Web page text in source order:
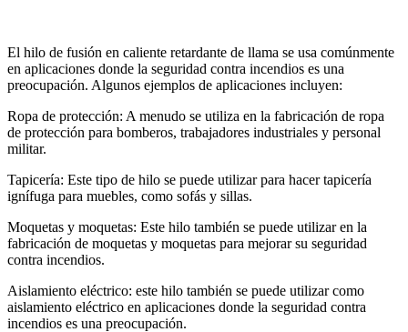
El hilo de fusión en caliente retardante de llama se usa comúnmente
en aplicaciones donde la seguridad contra incendios es una
preocupación. Algunos ejemplos de aplicaciones incluyen:
Ropa de protección: A menudo se utiliza en la fabricación de ropa
de protección para bomberos, trabajadores industriales y personal
militar.
Tapicería: Este tipo de hilo se puede utilizar para hacer tapicería
ignífuga para muebles, como sofás y sillas.
Moquetas y moquetas: Este hilo también se puede utilizar en la
fabricación de moquetas y moquetas para mejorar su seguridad
contra incendios.
Aislamiento eléctrico: este hilo también se puede utilizar como
aislamiento eléctrico en aplicaciones donde la seguridad contra
incendios es una preocupación.